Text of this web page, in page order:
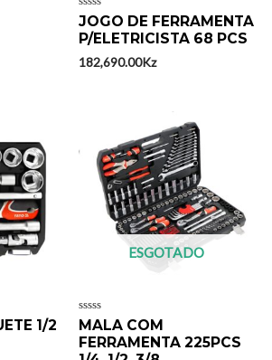
Avaliação
0
de
JOGO DE FERRAMENTA
P/ELETRICISTA 68 PCS
182,690.00Kz
1/2
ESGOTADO
Avaliação
0
de
MALA COM
FERRAMENTA 225PCS